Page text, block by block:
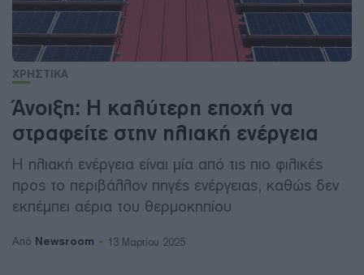
ΧΡΗΣΤΙΚΑ
Άνοιξη: Η καλύτερη εποχή να
στραφείτε στην ηλιακή ενέργεια
Η ηλιακή ενέργεια είναι μία από τις πιο φιλικές
προς το περιβάλλον πηγές ενέργειας, καθώς δεν
εκπέμπει αέρια του θερμοκηπίου
Από Newsroom 13 Μαρτίου 2025